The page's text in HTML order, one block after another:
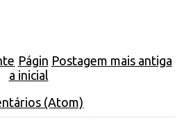
Postagem mais antiga
Págin
a inicial
(Atom)